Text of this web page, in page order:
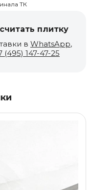
ТК
плитку
в WhatsApp,
(495) 147-47-25